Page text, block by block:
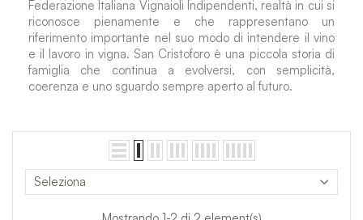
Federazione Italiana Vignaioli Indipendenti, realtà in cui si
riconosce pienamente e che rappresentano un
riferimento importante nel suo modo di intendere il vino
e il lavoro in vigna. San Cristoforo è una piccola storia di
famiglia che continua a evolversi, con semplicità,
coerenza e uno sguardo sempre aperto al futuro.
Seleziona